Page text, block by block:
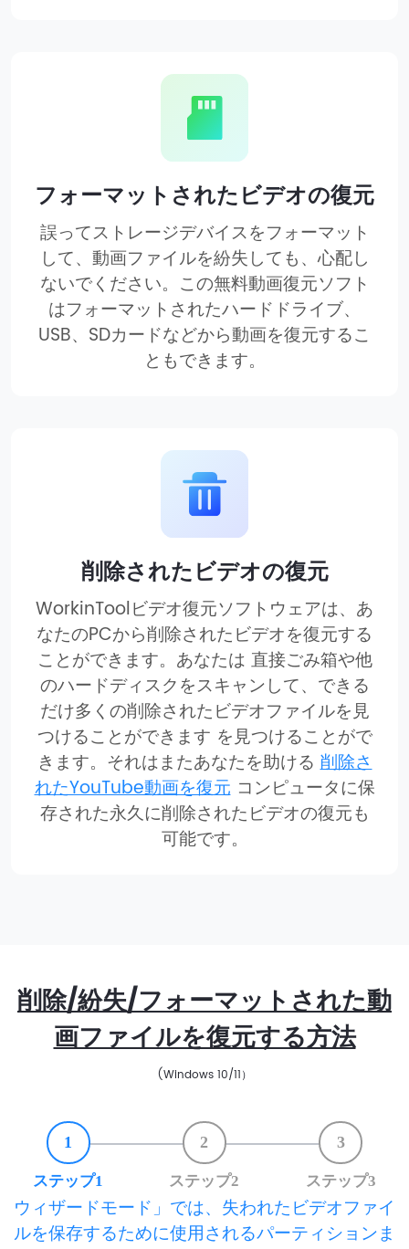
フォーマットされたビデオの復元
誤ってストレージデバイスをフォーマット
して、動画ファイルを紛失しても、心配し
ないでください。この無料動画復元ソフト
はフォーマットされたハードドライブ、
USB、SDカードなどから動画を復元するこ
ともできます。
削除されたビデオの復元
WorkinToolビデオ復元ソフトウェアは、あ
なたのPCから削除されたビデオを復元する
ことができます。あなたは 直接ごみ箱や他
のハードディスクをスキャンして、できる
だけ多くの削除されたビデオファイルを見
つけることができます を見つけることがで
きます。それはまたあなたを助ける削除さ
れたYouTube動画を復元コンピュータに保
存された永久に削除されたビデオの復元も
可能です。
削除/紛失/フォーマットされた動
画ファイルを復元する方法
(Windows 10/11）
1
ステップ1
2
ステップ2
3
ステップ3
ウィザードモード」では、失われたビデオファイ
ルを保存するために使用されるパーティションま